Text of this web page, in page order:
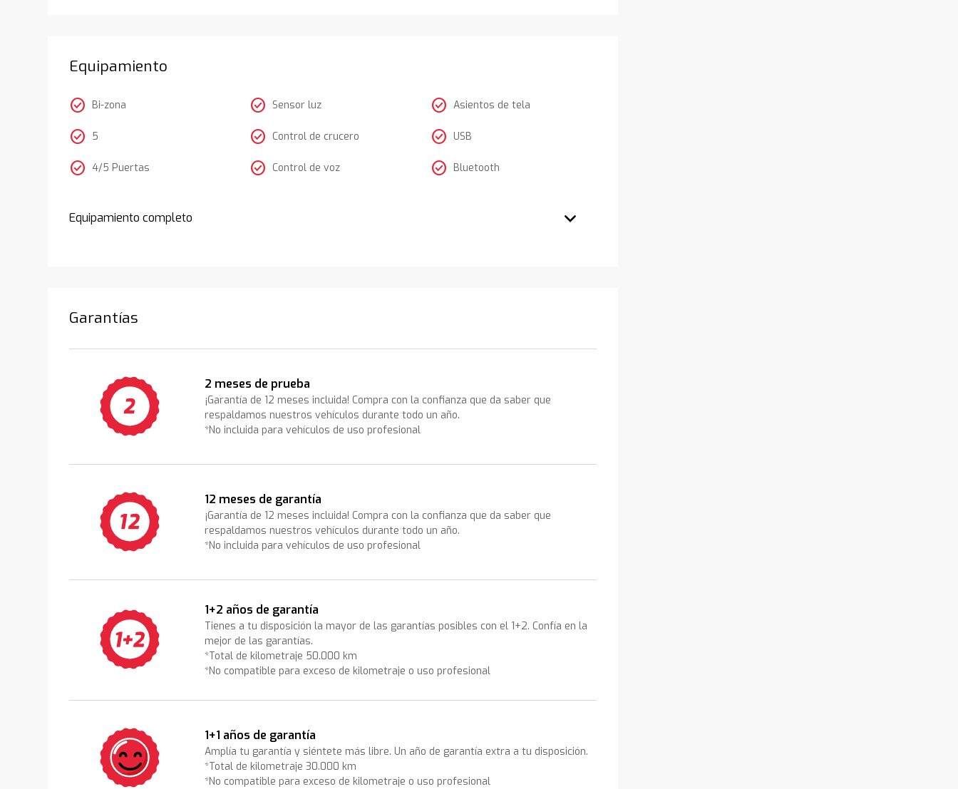
Equipamiento
check_circle Bi-zona
check_circle 5
check_circle 4/5 Puertas
check_circle Sensor luz
check_circle Control de crucero
check_circle Control de voz
check_circle Asientos de tela
check_circle USB
check_circle Bluetooth
Equipamiento completo
Garantías
2 meses de prueba
¡Garantía de 12 meses incluida! Compra con la confianza que da saber que
respaldamos nuestros vehículos durante todo un año.
*No incluida para vehículos de uso profesional
12 meses de garantía
¡Garantía de 12 meses incluida! Compra con la confianza que da saber que
respaldamos nuestros vehículos durante todo un año.
*No incluida para vehículos de uso profesional
1+2 años de garantía
Tienes a tu disposición la mayor de las garantías posibles con el 1+2. Confía en la
mejor de las garantías.
*Total de kilometraje 50.000 km
*No compatible para exceso de kilometraje o uso profesional
1+1 años de garantía
Amplía tu garantía y siéntete más libre. Un año de garantía extra a tu disposición.
*Total de kilometraje 30.000 km
*No compatible para exceso de kilometraje o uso profesional